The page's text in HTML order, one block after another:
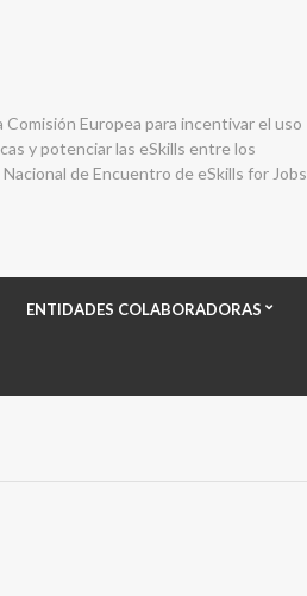
Europea para incentivar el uso
y potenciar las eSkills entre los
de Encuentro de eSkills for Jobs
ENTIDADES COLABORADORAS